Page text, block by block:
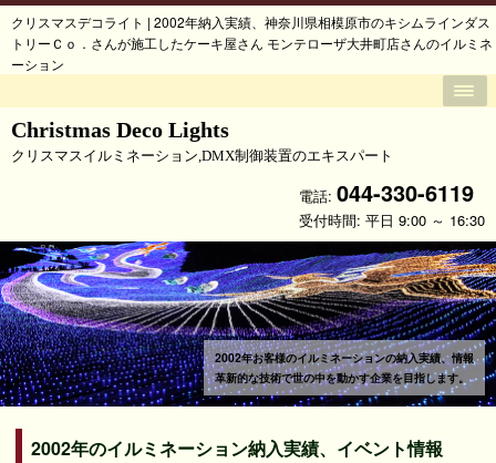
クリスマスデコライト | 2002年納入実績、神奈川県相模原市のキシムラインダス
トリーＣｏ．さんが施工したケーキ屋さん モンテローザ大井町店さんのイルミネ
ーション
Christmas Deco Lights
クリスマスイルミネーション,DMX制御装置のエキスパート
電話: 044-330-6119
受付時間: 平日 9:00 ～ 16:30
2002年お客様のイルミネーションの納入実績、情報
革新的な技術で世の中を動かす企業を目指します。
2002年のイルミネーション納入実績、イベント情報